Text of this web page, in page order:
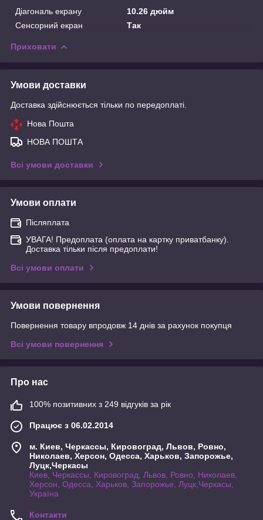
Діагональ екрану
10.26 дюйм
Сенсорний екран
Так
Приховати
Умови доставки
Доставка здійснюється тільки по передоплаті.
Нова Пошта
НОВА ПОШТА
Всі умови доставки
Умови оплати
Післяплата
УВАГА! Предоплата (оплата на картку приватбанку).
Доставка тільки після предоплати!
Всі умови оплати
Умови повернення
Повернення товару впродовж 14 днів за рахунок покупця
Всі умови повернення
Про нас
100% позитивних з 249 відгуків за рік
Працює з 06.02.2014
м. Киев, Черкассы, Кировоград, Львов, Ровно,
Николаев, Херсон, Одесса, Харьков, Запорожье,
Луцк,Черкасы
Киев, Черкассы, Кировоград, Львов, Ровно, Николаев,
Херсон, Одесса, Харьков, Запорожье, Луцк,Черкасы,
Україна
Контакти